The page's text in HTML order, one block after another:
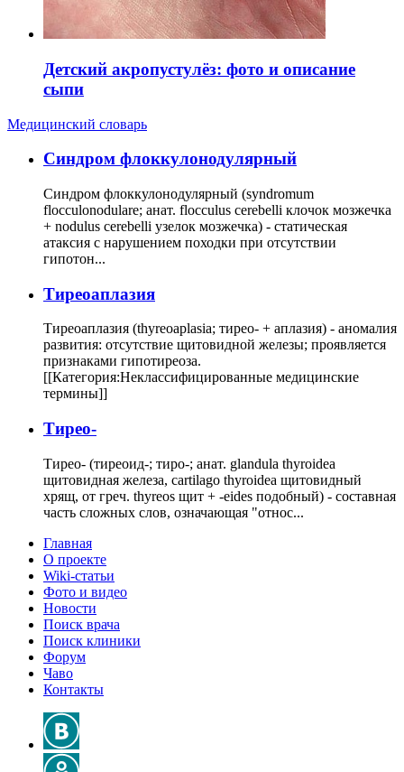
Детский акропустулёз: фото и описание
сыпи
Медицинский словарь
Cиндром флоккулонодулярный
Синдром флоккулонодулярный (syndromum
flocculonodulare; анат. flocculus cerebelli клочок мозжечка
+ nodulus cerebelli узелок мозжечка) - статическая
атаксия с нарушением походки при отсутствии
гипотон...
Тиреоаплазия
Тиреоаплазия (thyreoaplasia; тирео- + аплазия) - аномалия
развития: отсутствие щитовидной железы; проявляется
признаками гипотиреоза.
[[Категория:Неклассифицированные медицинские
термины]]
Тирео-
Тирео- (тиреоид-; тиро-; анат. glandula thyroidea
щитовидная железа, cartilago thyroidea щитовидный
хрящ, от греч. thyreos щит + -eides подобный) - составная
часть сложных слов, означающая "относ...
Главная
О проекте
Wiki-статьи
Фото и видео
Новости
Поиск врача
Поиск клиники
Форум
Чаво
Контакты